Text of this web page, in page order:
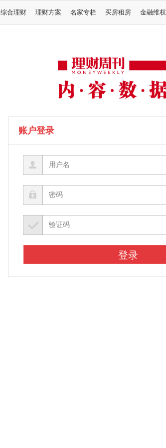
综合理财 理财方案 名家专栏 买房租房 金融维权
账户登录